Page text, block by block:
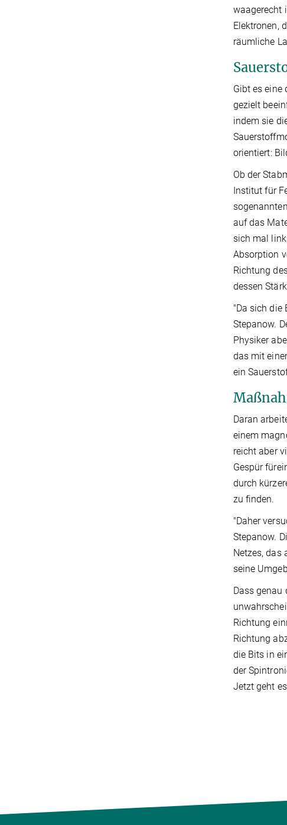
waagerecht
Elektronen,
räumliche
Gibt es eine
gezielt
indem sie
orientiert:
Ob der
Institut für
auf das
sich mal
Absorption
Richtung
dessen
"Da sich die
Stepanow.
Physiker
das mit
ein
Daran
einem
reicht aber
Gespür
durch
zu finden.
"Daher
Stepanow.
Netzes, das
seine
Dass genau
Richtung
Richtung
die Bits in
der
Jetzt geht